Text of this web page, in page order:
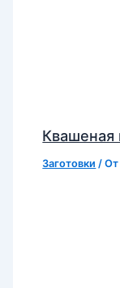
Квашеная
Заготовки / От